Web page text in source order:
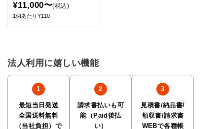
¥11,000〜(税込)
1個あたり¥110
法人利用に嬉しい機能
最短当日発送
全国送料無料
（当社負担）で
請求書払いも可
能（Paid後払
い）
見積書/納品書/
領収書/請求書
WEBで各種帳